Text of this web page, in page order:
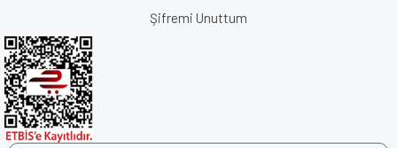
Şifremi Unuttum